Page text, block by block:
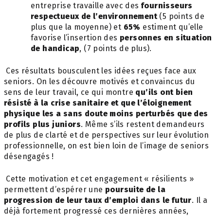
entreprise travaille avec des fournisseurs
respectueux de l’environnement (5 points de
plus que la moyenne) et 65% estiment qu’elle
favorise l’insertion des personnes en situation
de handicap, (7 points de plus).
Ces résultats bousculent les idées reçues face aux
seniors. On les découvre motivés et convaincus du
sens de leur travail, ce qui montre qu’ils ont bien
résisté à la crise sanitaire et que l’éloignement
physique les a sans doute moins perturbés que des
profils plus juniors. Même s’ils restent demandeurs
de plus de clarté et de perspectives sur leur évolution
professionnelle, on est bien loin de l’image de seniors
désengagés !
Cette motivation et cet engagement « résilients »
permettent d’espérer une poursuite de la
progression de leur taux d’emploi dans le futur. Il a
déjà fortement progressé ces dernières années,